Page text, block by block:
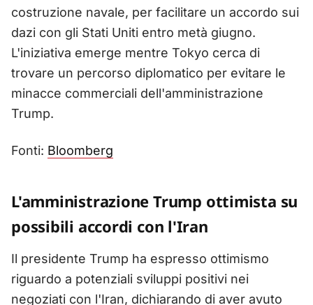
costruzione navale, per facilitare un accordo sui
dazi con gli Stati Uniti entro metà giugno.
L'iniziativa emerge mentre Tokyo cerca di
trovare un percorso diplomatico per evitare le
minacce commerciali dell'amministrazione
Trump.
Fonti: Bloomberg
L'amministrazione Trump ottimista su
possibili accordi con l'Iran
Il presidente Trump ha espresso ottimismo
riguardo a potenziali sviluppi positivi nei
negoziati con l'Iran, dichiarando di aver avuto